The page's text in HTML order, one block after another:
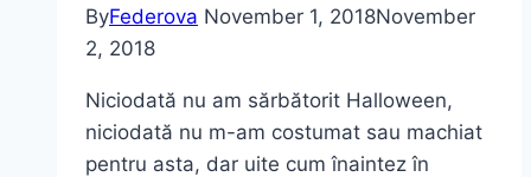
ByFederova November 1, 2018November
2, 2018
Niciodată nu am sărbătorit Halloween,
niciodată nu m-am costumat sau machiat
pentru asta, dar uite cum înaintez în